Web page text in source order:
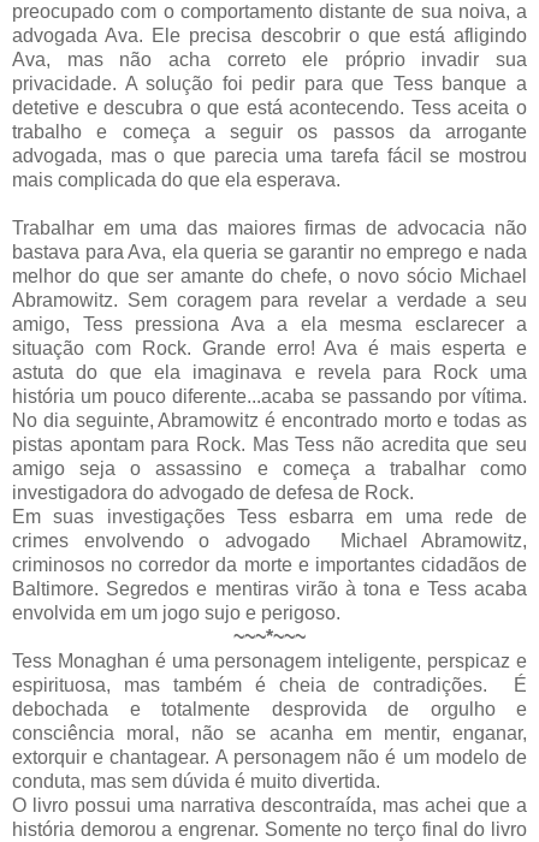
preocupado com o comportamento distante de sua noiva, a
advogada Ava. Ele precisa descobrir o que está afligindo
Ava, mas não acha correto ele próprio invadir sua
privacidade. A solução foi pedir para que Tess banque a
detetive e descubra o que está acontecendo. Tess aceita o
trabalho e começa a seguir os passos da arrogante
advogada, mas o que parecia uma tarefa fácil se mostrou
mais complicada do que ela esperava.
Trabalhar em uma das maiores firmas de advocacia não
bastava para Ava, ela queria se garantir no emprego e nada
melhor do que ser amante do chefe, o novo sócio Michael
Abramowitz. Sem coragem para revelar a verdade a seu
amigo, Tess pressiona Ava a ela mesma esclarecer a
situação com Rock. Grande erro! Ava é mais esperta e
astuta do que ela imaginava e revela para Rock uma
história um pouco diferente...acaba se passando por vítima.
No dia seguinte, Abramowitz é encontrado morto e todas as
pistas apontam para Rock. Mas Tess não acredita que seu
amigo seja o assassino e começa a trabalhar como
investigadora do advogado de defesa de Rock.
Em suas investigações Tess esbarra em uma rede de
crimes envolvendo o advogado Michael Abramowitz,
criminosos no corredor da morte e importantes cidadãos de
Baltimore. Segredos e mentiras virão à tona e Tess acaba
envolvida em um jogo sujo e perigoso.
~~~*~~~
Tess Monaghan é uma personagem inteligente, perspicaz e
espirituosa, mas também é cheia de contradições. É
debochada e totalmente desprovida de orgulho e
consciência moral, não se acanha em mentir, enganar,
extorquir e chantagear. A personagem não é um modelo de
conduta, mas sem dúvida é muito divertida.
O livro possui uma narrativa descontraída, mas achei que a
história demorou a engrenar. Somente no terço final do livro